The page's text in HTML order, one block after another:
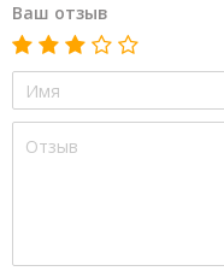
Ваш отзыв